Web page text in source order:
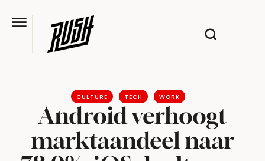
CULTURE TECH WORK
Android verhoogt
marktaandeel naar